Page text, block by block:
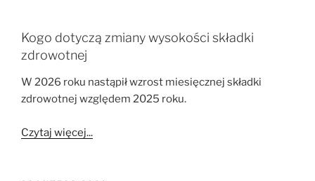
Kogo dotyczą zmiany wysokości składki
zdrowotnej
W 2026 roku nastąpił wzrost miesięcznej składki
zdrowotnej względem 2025 roku.
Czytaj więcej...